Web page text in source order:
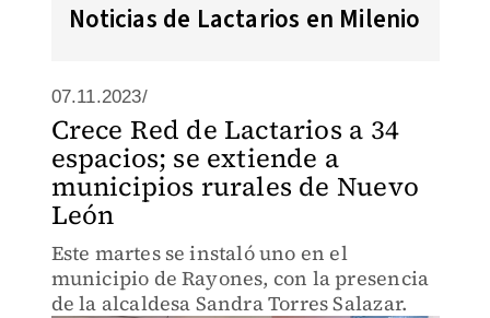
Noticias de Lactarios en Milenio
07.11.2023/
Crece Red de Lactarios a 34
espacios; se extiende a
municipios rurales de Nuevo
León
Este martes se instaló uno en el
municipio de Rayones, con la presencia
de la alcaldesa Sandra Torres Salazar.